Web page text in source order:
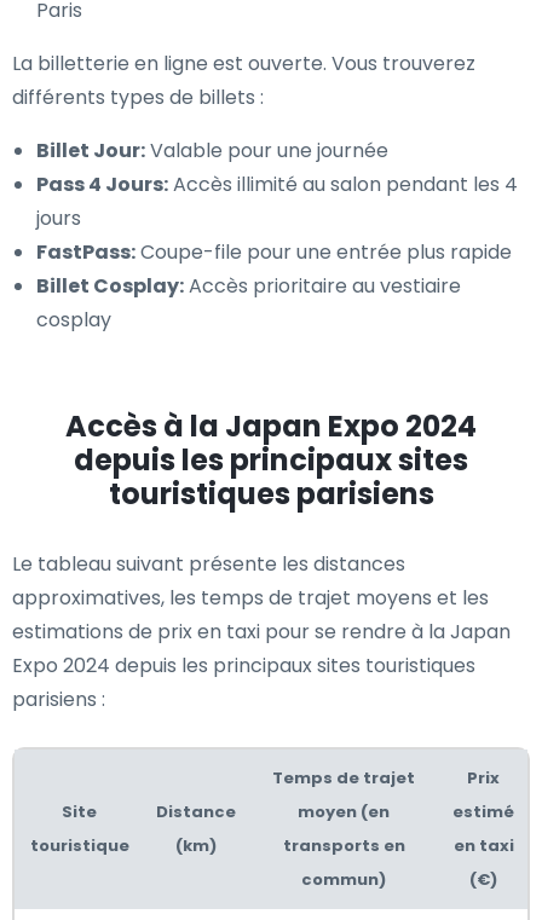
Paris
La billetterie en ligne est ouverte. Vous trouverez
différents types de billets :
Billet Jour:Valable pour une journée
Pass 4 Jours:Accès illimité au salon pendant les 4
jours
FastPass:Coupe-file pour une entrée plus rapide
Billet Cosplay:Accès prioritaire au vestiaire
cosplay
Accès à la Japan Expo 2024
depuis les principaux sites
touristiques parisiens
Le tableau suivant présente les distances
approximatives, les temps de trajet moyens et les
estimations de prix en taxi pour se rendre à la Japan
Expo 2024 depuis les principaux sites touristiques
parisiens :
Site
touristique
Distance
(km)
Temps de trajet
moyen (en
transports en
commun)
Prix
estimé
en taxi
(€)